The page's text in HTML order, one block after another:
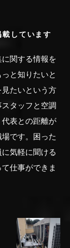
しています
関する情報を
と知りたいと
たいという方
タッフと空調
表との距離が
です。困った
気軽に聞ける
仕事ができま